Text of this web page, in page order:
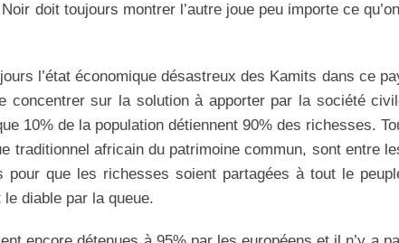
doit toujours montrer l’autre joue peu importe ce
l’état économique désastreux des Kamits dans ce
concentrer sur la solution à apporter par la société
10% de la population détiennent 90% des richesses.
traditionnel africain du patrimoine commun, sont entre
pour que les richesses soient partagées à tout le
diable par la queue.